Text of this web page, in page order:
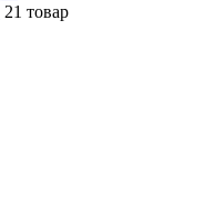
21 товар